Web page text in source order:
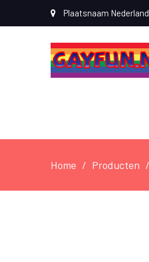
Plaatsnaam Nederland
Home Producten